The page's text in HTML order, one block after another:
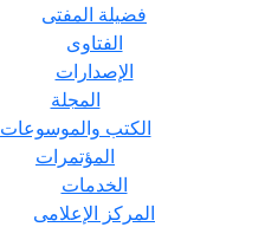
فضيلة المفتى
الفتاوى
الإصدارات
المجلة
الكتب والموسوعات
المؤتمرات
الخدمات
المركز الإعلامى